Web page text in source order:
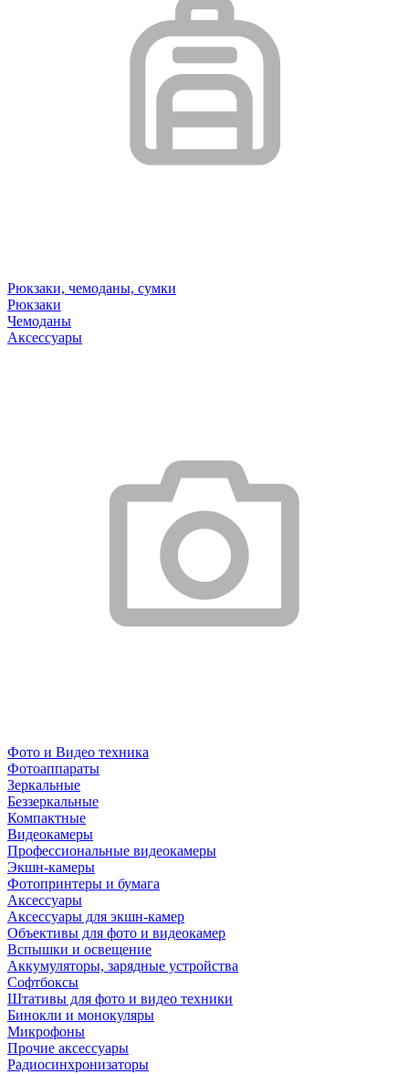
Рюкзаки, чемоданы, сумки
Рюкзаки
Чемоданы
Аксессуары
Фото и Видео техника
Фотоаппараты
Зеркальные
Беззеркальные
Компактные
Видеокамеры
Профессиональные видеокамеры
Экшн-камеры
Фотопринтеры и бумага
Аксессуары
Аксессуары для экшн-камер
Объективы для фото и видеокамер
Вспышки и освещение
Аккумуляторы, зарядные устройства
Софтбоксы
Штативы для фото и видео техники
Бинокли и монокуляры
Микрофоны
Прочие аксессуары
Радиосинхронизаторы